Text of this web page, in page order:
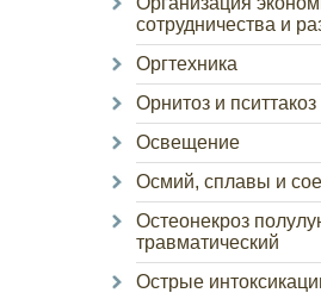
сотрудничества и
Оргтехника
Орнитоз и пситтакоз
Освещение
Осмий, сплавы и
Остеонекроз
травматический
Острые